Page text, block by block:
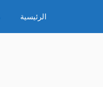
المحتوى
الرئيسية